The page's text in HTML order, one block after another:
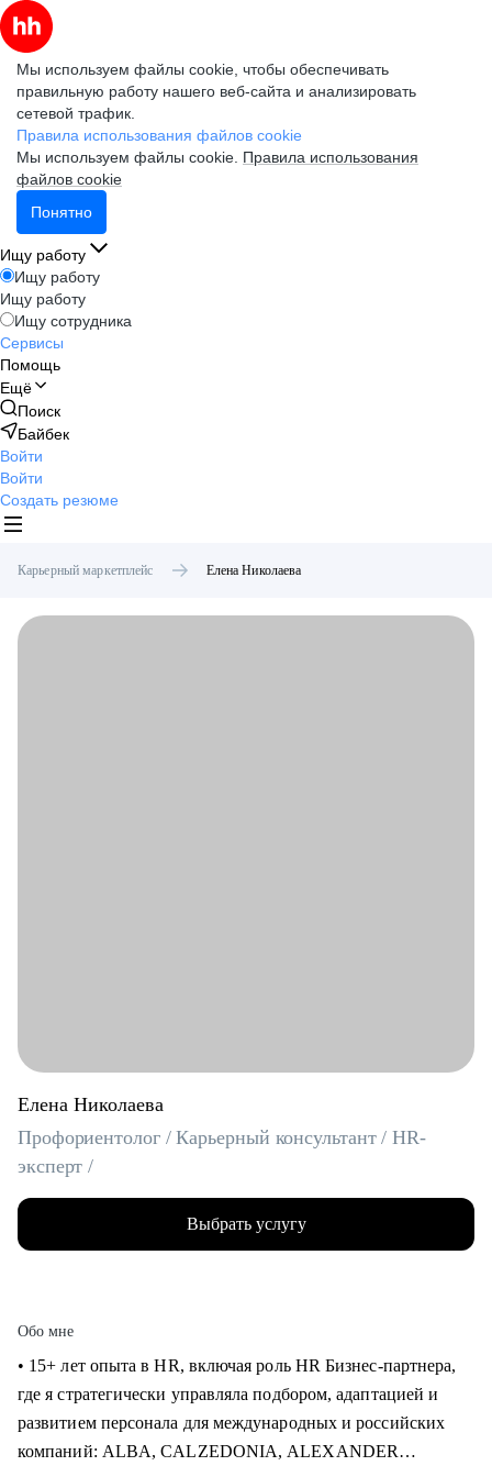
Мы используем файлы cookie, чтобы обеспечивать
правильную работу нашего веб-сайта и анализировать
сетевой трафик.
Правила использования файлов cookie
Мы используем файлы cookie. Правила использования
файлов cookie
Понятно
Ищу работу
Ищу работу
Ищу работу
Ищу сотрудника
Сервисы
Помощь
Ещё
Поиск
Байбек
Войти
Войти
Создать резюме
Карьерный маркетплейс Елена Николаева
Елена Николаева
Профориентолог / Карьерный консультант / HR-
эксперт /
Выбрать услугу
Обо мне
• 15+ лет опыта в HR, включая роль HR Бизнес-партнера,
где я стратегически управляла подбором, адаптацией и
развитием персонала для международных и российских
компаний: ALBA, CALZEDONIA, ALEXANDER